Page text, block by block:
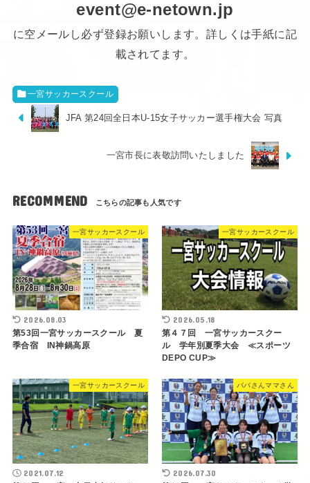
event@e-netown.jp
に空メールし必ず登録お願いします。詳しくは手紙に記
載されてます。
一宮サッカースクール
JFA 第24回全日本U-15女子サッカー選手権大会 写真
一宮市長に表敬訪問いたしました
RECOMMEND
一宮サッカースクール
2026.08.03
第53回一宮サッカースクール 夏
季合宿 IN神鍋高原
一宮サッカースクール
2026.05.18
第４７回 一宮サッカースクー
ル 学年別夏季大会 ≪スポーツ
DEPO CUP≫
一宮サッカースクール
2021.07.12
パパさんママさん
2026.07.30